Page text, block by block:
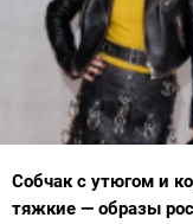
Собчак с утюгом и
тяжкие — образы